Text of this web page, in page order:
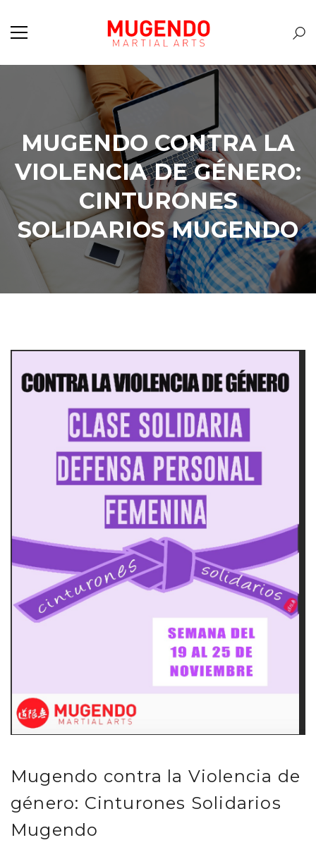
MUGENDO CONTRA LA
VIOLENCIA DE GÉNERO:
CINTURONES
SOLIDARIOS MUGENDO
Mugendo contra la Violencia de
género: Cinturones Solidarios
Mugendo